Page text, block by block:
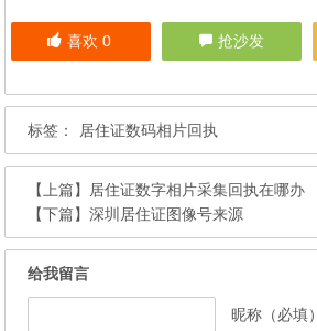
喜欢 0 抢沙发
标签： 居住证数码相片回执
【上篇】 居住证数字相片采集回执在哪办
【下篇】深圳居住证图像号来源
给我留言
昵称（必填）